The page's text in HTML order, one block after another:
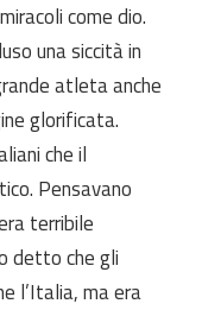
come dio.
una siccità in
atleta anche
glorificata.
che il
Pensavano
terribile
detto che gli
l’Italia, ma era